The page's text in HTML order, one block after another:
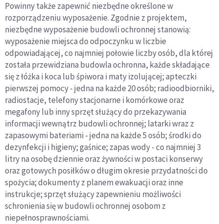
Powinny także zapewnić niezbędne określone w
rozporządzeniu wyposażenie. Zgodnie z projektem,
niezbędne wyposażenie budowli ochronnej stanowią:
wyposażenie miejsca do odpoczynku w liczbie
odpowiadającej, co najmniej połowie liczby osób, dla której
została przewidziana budowla ochronna, każde składające
się z łóżka i koca lub śpiwora i maty izolującej; apteczki
pierwszej pomocy - jedna na każde 20 osób; radioodbiorniki,
radiostacje, telefony stacjonarne i komórkowe oraz
megafony lub inny sprzęt służący do przekazywania
informacji wewnątrz budowli ochronnej; latarki wraz z
zapasowymi bateriami - jedna na każde 5 osób; środki do
dezynfekcji i higieny; gaśnice; zapas wody - co najmniej 3
litry na osobę dziennie oraz żywności w postaci konserwy
oraz gotowych posiłków o długim okresie przydatności do
spożycia; dokumenty z planem ewakuacji oraz inne
instrukcje; sprzęt służący zapewnieniu możliwości
schronienia się w budowli ochronnej osobom z
niepełnosprawnościami.